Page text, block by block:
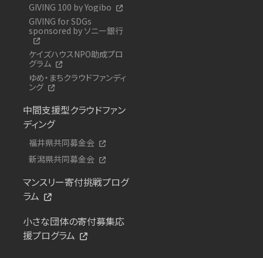
GIVING 100 by Yogibo
GIVING for SDGs
sponsored by ソニー銀行
ケイズハウスNPO助成プロ
グラム
ゆめ・まちクラウドファンディ
ング
中間支援型クラウドファン
ディング
福井県共同募金会
新潟県共同募金会
マンスリー寄付挑戦プログ
ラム
小さな団体の寄付募集応
援プログラム